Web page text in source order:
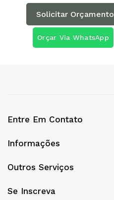
Solicitar Orçamento
Orçar Via WhatsApp
Entre Em Contato
Informações
Outros Serviços
Se Inscreva